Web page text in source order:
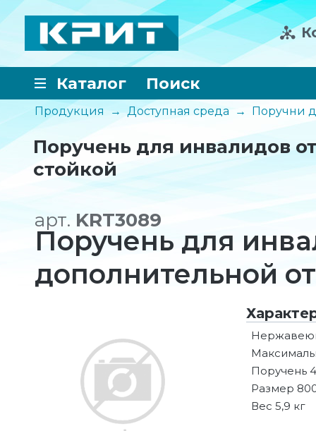
Каталог Поиск
Продукция → Доступная среда → Поручни
Поручень для инвалидов
стойкой
арт. KRT3089
Поручень для
дополнительной
Поручень
Размер
Вес 5,9 кг